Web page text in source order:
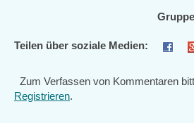
Teilen über soziale Medien:
Zum Verfassen von Kommentaren
Registrieren.